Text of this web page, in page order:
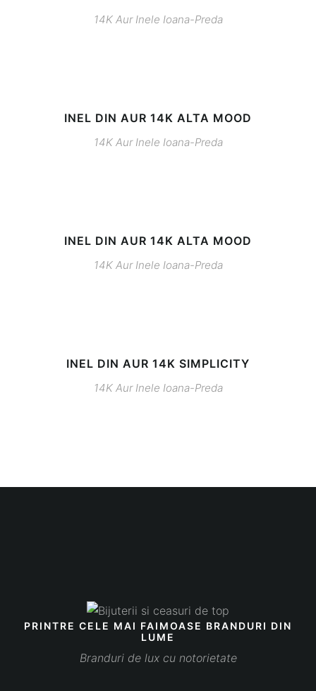
14K Aur Inele Ioana-Preda
INEL DIN AUR 14K ALTA MOOD
14K Aur Inele Ioana-Preda
INEL DIN AUR 14K ALTA MOOD
14K Aur Inele Ioana-Preda
INEL DIN AUR 14K SIMPLICITY
14K Aur Inele Ioana-Preda
PRINTRE CELE MAI FAIMOASE BRANDURI DIN
LUME
Branduri de lux cu notorietate